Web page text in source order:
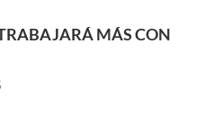
MÁS CON